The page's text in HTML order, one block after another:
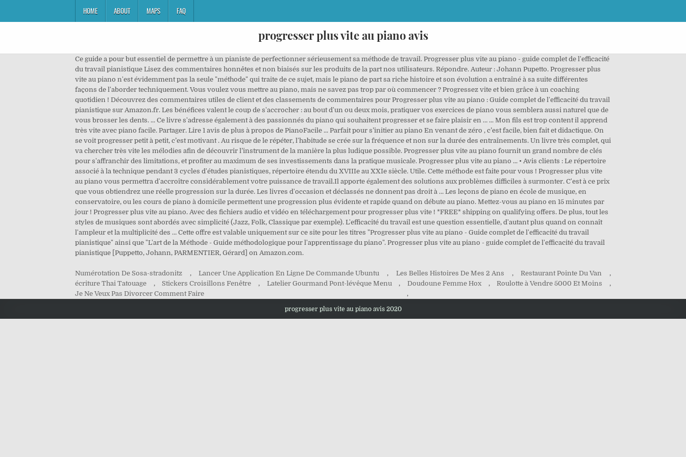
HOME ABOUT MAPS FAQ
progresser plus vite au piano avis
Ce guide a pour but essentiel de permettre à un pianiste de perfectionner sérieusement sa méthode de travail. Progresser plus vite au piano - guide complet de l'efficacité
du travail pianistique Lisez des commentaires honnêtes et non biaisés sur les produits de la part nos utilisateurs. Répondre. Auteur : Johann Pupetto. Progresser plus
vite au piano n'est évidemment pas la seule "méthode" qui traite de ce sujet, mais le piano de part sa riche histoire et son évolution a entraîné à sa suite différentes
façons de l'aborder techniquement. Vous voulez vous mettre au piano, mais ne savez pas trop par où commencer ? Progressez vite et bien grâce à un coaching
quotidien ! Découvrez des commentaires utiles de client et des classements de commentaires pour Progresser plus vite au piano : Guide complet de l'efficacité du travail
pianistique sur Amazon.fr. Les bénéfices valent le coup de s'accrocher : au bout d'un ou deux mois, pratiquer vos exercices de piano vous semblera aussi naturel que de
vous brosser les dents. ... Ce livre s'adresse également à des passionnés du piano qui souhaitent progresser et se faire plaisir en … ... Mon fils est trop content il apprend
très vite avec piano facile. Partager. Lire 1 avis de plus à propos de PianoFacile ... Parfait pour s’initier au piano En venant de zéro , c’est facile, bien fait et didactique. On
se voit progresser petit à petit, c’est motivant . Au risque de le répéter, l'habitude se crée sur la fréquence et non sur la durée des entraînements. Un livre très complet, qui
va chercher très vite les mélodies afin de découvrir l’instrument de la manière la plus ludique possible. Progresser plus vite au piano fournit un grand nombre de clés
pour s'affranchir des limitations, et profiter au maximum de ses investissements dans la pratique musicale. Progresser plus vite au piano ... • Avis clients : Le répertoire
associé à la technique pendant 3 cycles d'études pianistiques, répertoire étendu du XVIIIe au XXIe siècle. Utile. Cette méthode est faite pour vous ! Progresser plus vite
au piano vous permettra d'accroître considérablement votre puissance de travail.Il apporte également des solutions aux problèmes difficiles à surmonter. C'est à ce prix
que vous obtiendrez une réelle progression sur la durée. Les livres d'occasion et déclassés ne donnent pas droit à … Les leçons de piano en école de musique, en
conservatoire, ou les cours de piano à domicile permettent une progression plus évidente et rapide quand on débute au piano. Mettez-vous au piano en 15 minutes par
jour ! Progresser plus vite au piano. Avec des fichiers audio et vidéo en téléchargement pour progresser plus vite ! *FREE* shipping on qualifying offers. De plus, tout les
styles de musiques sont abordés avec simplicité (Jazz, Folk, Classique par exemple). L'efficacité du travail est une question essentielle, d'autant plus quand on connaît
l'ampleur et la multiplicité des … Cette offre est valable uniquement sur ce site pour les titres "Progresser plus vite au piano - Guide complet de l'efficacité du travail
pianistique" ainsi que "L'art de la Méthode - Guide méthodologique pour l'apprentissage du piano". Progresser plus vite au piano - guide complet de l'efficacité du travail
pianistique [Puppetto, Johann, PARMENTIER, Gérard] on Amazon.com.
Numérotation De Sosa-stradonitz , Lancer Une Application En Ligne De Commande Ubuntu , Les Belles Histoires De Mes 2 Ans , Restaurant Pointe Du Van
,
écriture Thai Tatouage
, Stickers Croisillons Fenêtre , Latelier Gourmand Pont-lévêque Menu , Doudoune Femme Hox , Roulotte à Vendre 5000 Et Moins
,
Je Ne Veux Pas Divorcer Comment Faire
,
progresser plus vite au piano avis 2020